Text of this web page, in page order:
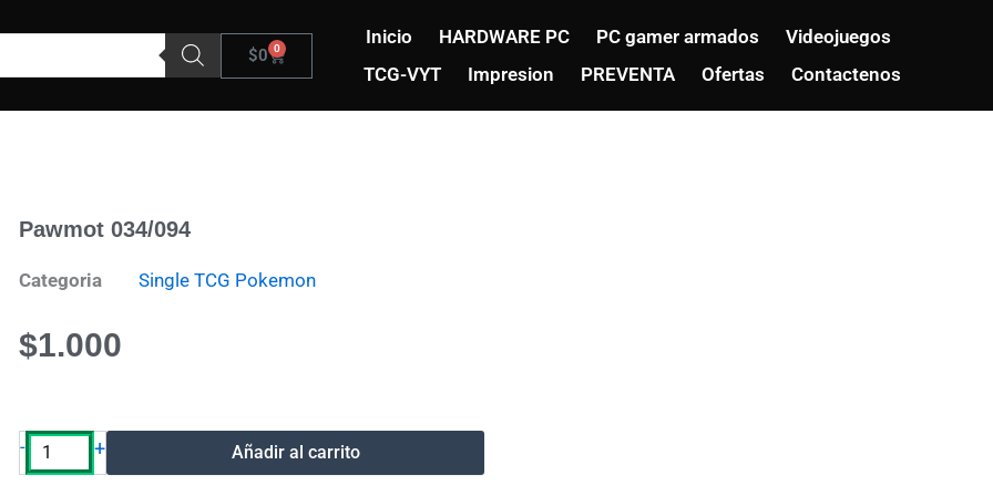
$0 0
Carrito
Inicio HARDWARE PC PC gamer armados
Videojuegos
TCG-VYT
Impresion PREVENTA Ofertas Contactenos
Pawmot 034/094
Categoria Single TCG Pokemon
$1.000
-Pawmot
034/094
+ Añadir al carrito